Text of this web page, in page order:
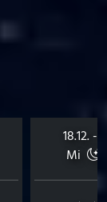
18.12. -
Mi